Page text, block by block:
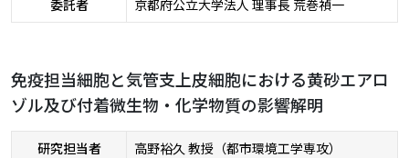
委託者
京都府公立大学法人 理事長 荒巻禎一
免疫担当細胞と気管支上皮細胞における黄砂エアロ
ゾル及び付着微生物・化学物質の影響解明
研究担当者
高野裕久 教授（都市環境工学専攻）